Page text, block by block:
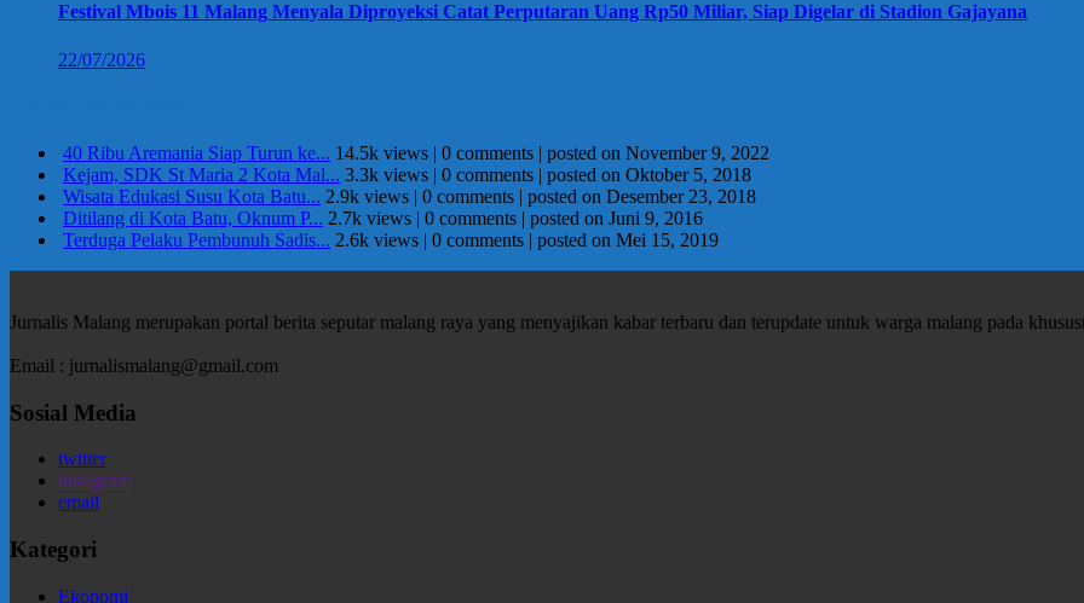
Festival Mbois 11 Malang Menyala Diproyeksi Catat Perputaran Uang Rp50 Miliar, Siap Digelar di Stadion Gajayana
22/07/2026
40 Ribu Aremania Siap Turun ke... 14.5k views | 0 comments | posted on November 9, 2022
Kejam, SDK St Maria 2 Kota Mal... 3.3k views | 0 comments | posted on Oktober 5, 2018
Wisata Edukasi Susu Kota Batu... 2.9k views | 0 comments | posted on Desember 23, 2018
Ditilang di Kota Batu, Oknum P... 2.7k views | 0 comments | posted on Juni 9, 2016
Terduga Pelaku Pembunuh Sadis... 2.6k views | 0 comments | posted on Mei 15, 2019
Jurnalis Malang merupakan portal berita seputar malang raya yang menyajikan kabar terbaru dan terupdate untuk warga malang pada
Email : jurnalismalang@gmail.com
Sosial Media
twitter
instagram
email
Kategori
Ekonomi